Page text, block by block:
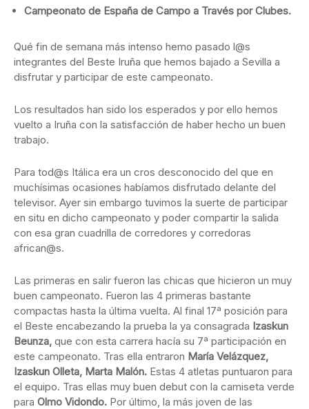
Campeonato de España de Campo a Través por Clubes.
Qué fin de semana más intenso hemo pasado l@s
integrantes del Beste Iruña que hemos bajado a Sevilla a
disfrutar y participar de este campeonato.
Los resultados han sido los esperados y por ello hemos
vuelto a Iruña con la satisfacción de haber hecho un buen
trabajo.
Para tod@s Itálica era un cros desconocido del que en
muchísimas ocasiones habíamos disfrutado delante del
televisor. Ayer sin embargo tuvimos la suerte de participar
en situ en dicho campeonato y poder compartir la salida
con esa gran cuadrilla de corredores y corredoras
african@s.
Las primeras en salir fueron las chicas que hicieron un muy
buen campeonato. Fueron las 4 primeras bastante
compactas hasta la última vuelta. Al final 17ª posición para
el Beste encabezando la prueba la ya consagrada Izaskun
Beunza, que con esta carrera hacía su 7ª participación en
este campeonato. Tras ella entraron María Velázquez,
Izaskun Olleta, Marta Malón. Estas 4 atletas puntuaron para
el equipo. Tras ellas muy buen debut con la camiseta verde
para Olmo Vidondo. Por último, la más joven de las